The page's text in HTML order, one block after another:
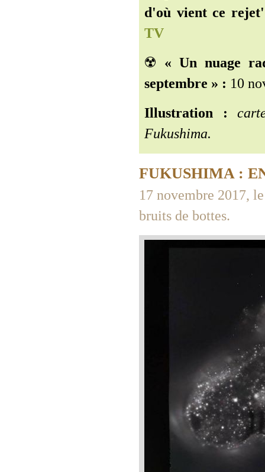
d'où vient ce
TV
☢️ « Un nuage
septembre » : 10
Illustration :
Fukushima.
FUKUSHIMA :
17 novembre 2017,
bruits de bottes.